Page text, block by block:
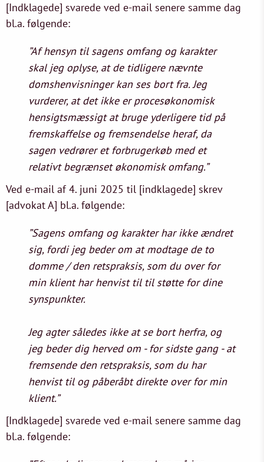
[Indklagede] svarede ved e-mail senere samme dag
bl.a. følgende:
”Af hensyn til sagens omfang og karakter
skal jeg oplyse, at de tidligere nævnte
domshenvisninger kan ses bort fra. Jeg
vurderer, at det ikke er procesøkonomisk
hensigtsmæssigt at bruge yderligere tid på
fremskaffelse og fremsendelse heraf, da
sagen vedrører et forbrugerkøb med et
relativt begrænset økonomisk omfang.”
Ved e-mail af 4. juni 2025 til [indklagede] skrev
[advokat A] bl.a. følgende:
”Sagens omfang og karakter har ikke ændret
sig, fordi jeg beder om at modtage de to
domme / den retspraksis, som du over for
min klient har henvist til til støtte for dine
synspunkter.
Jeg agter således ikke at se bort herfra, og
jeg beder dig herved om - for sidste gang - at
fremsende den retspraksis, som du har
henvist til og påberåbt direkte over for min
klient.”
[Indklagede] svarede ved e-mail senere samme dag
bl.a. følgende: